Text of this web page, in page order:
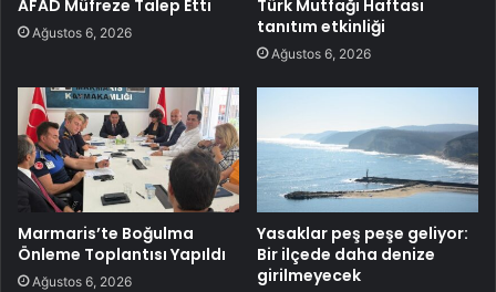
AFAD Müfreze Talep Etti
Ağustos 6, 2026
Türk Mutfağı Haftası
tanıtım etkinliği
Ağustos 6, 2026
Marmaris’te Boğulma
Önleme Toplantısı Yapıldı
Ağustos 6, 2026
Yasaklar peş peşe geliyor:
Bir ilçede daha denize
girilmeyecek